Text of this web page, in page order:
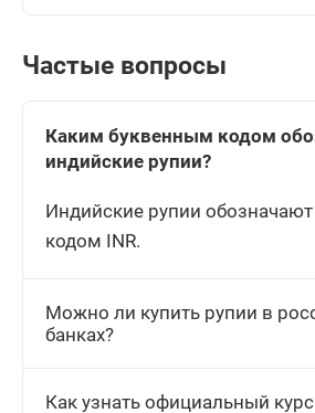
18.1865 +0.0773
Узбекский сум
68.3200
Вьетнамский донг
32.0100
Частые вопросы
Каким буквенным кодом
индийские рупии?
Индийские рупии
кодом INR.
Можно ли купить рупии в
банках?
Как узнать официальный